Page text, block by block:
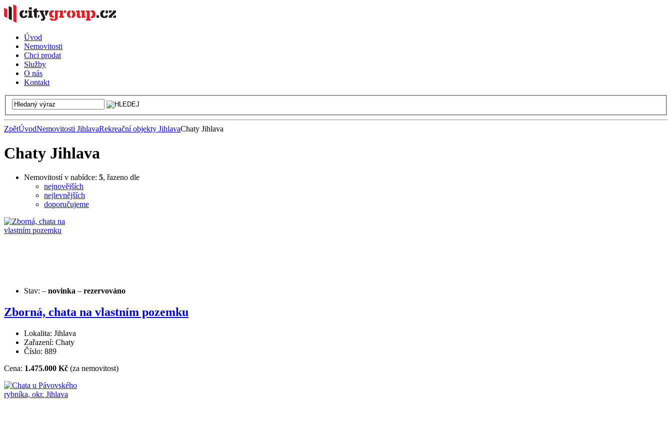
Úvod
Nemovitosti
Chci prodat
Služby
O nás
Kontakt
ZpětÚvodNemovitosti JihlavaRekreační objekty JihlavaChaty Jihlava
Chaty Jihlava
Nemovitostí v nabídce: 5, řazeno dle
nejnovějších
nejlevnějších
doporučujeme
Stav: – novinka – rezervováno
Zborná, chata na vlastním pozemku
Lokalita: Jihlava
Zařazení: Chaty
Číslo: 889
Cena: 1.475.000 Kč (za nemovitost)